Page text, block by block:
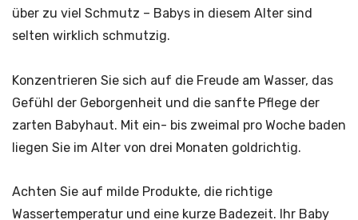
über zu viel Schmutz – Babys in diesem Alter sind
selten wirklich schmutzig.
Konzentrieren Sie sich auf die Freude am Wasser, das
Gefühl der Geborgenheit und die sanfte Pflege der
zarten Babyhaut. Mit ein- bis zweimal pro Woche baden
liegen Sie im Alter von drei Monaten goldrichtig.
Achten Sie auf milde Produkte, die richtige
Wassertemperatur und eine kurze Badezeit. Ihr Baby